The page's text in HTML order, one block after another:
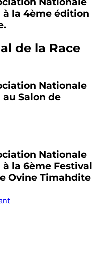
Nationale
à la 4ème édition
de la Race
Nationale
au Salon de
Nationale
à la 6ème Festival
Ovine Timahdite